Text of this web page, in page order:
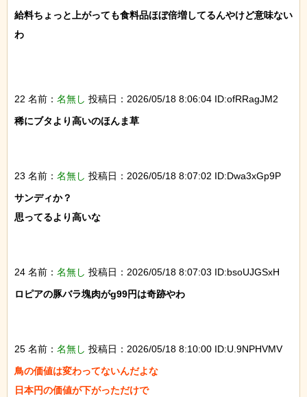
給料ちょっと上がっても食料品ほぼ倍増してるんやけど意味ない
わ
22 名前： 名無し 投稿日：2026/05/18 8:06:04 ID:ofRRagJM2
稀にブタより高いのほんま草
23 名前： 名無し 投稿日：2026/05/18 8:07:02 ID:Dwa3xGp9P
サンディか？
思ってるより高いな
24 名前： 名無し 投稿日：2026/05/18 8:07:03 ID:bsoUJGSxH
ロピアの豚バラ塊肉がg99円は奇跡やわ
25 名前： 名無し 投稿日：2026/05/18 8:10:00 ID:U.9NPHVMV
鳥の価値は変わってないんだよな
日本円の価値が下がっただけで